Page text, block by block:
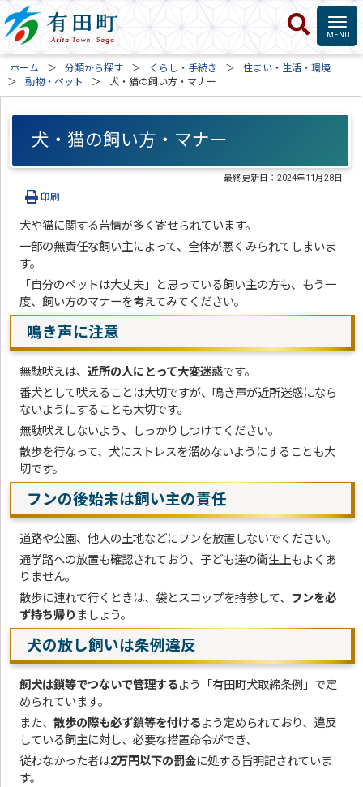
ホーム 分類から探す くらし・手続き
住まい・生活・環境
動物・ペット
犬・猫の飼い方・マナー
犬・猫の飼い方・マナー
最終更新日：2024年11月28日
印刷
犬や猫に関する苦情が多く寄せられています。
一部の無責任な飼い主によって、全体が悪くみられてしまいま
す。
「自分のペットは大丈夫」と思っている飼い主の方も、もう一
度、飼い方のマナーを考えてみてください。
鳴き声に注意
無駄吠えは、近所の人にとって大変迷惑です。
番犬として吠えることは大切ですが、鳴き声が近所迷惑になら
ないようにすることも大切です。
無駄吠えしないよう、しっかりしつけてください。
散歩を行なって、犬にストレスを溜めないようにすることも大
切です。
フンの後始末は飼い主の責任
道路や公園、他人の土地などにフンを放置しないでください。
通学路への放置も確認されており、子ども達の衛生上もよくあ
りません。
散歩に連れて行くときは、袋とスコップを持参して、 フンを必
ず持ち帰り ましょう。
犬の放し飼いは条例違反
飼犬は鎖等でつないで管理するよう「有田町犬取締条例」で定
められています。
また、散歩の際も必ず鎖等を付けるよう定められており、違反
している飼主に対し、必要な措置命令ができ、
従わなかった者は2万円以下の罰金に処する旨明記されていま
す。